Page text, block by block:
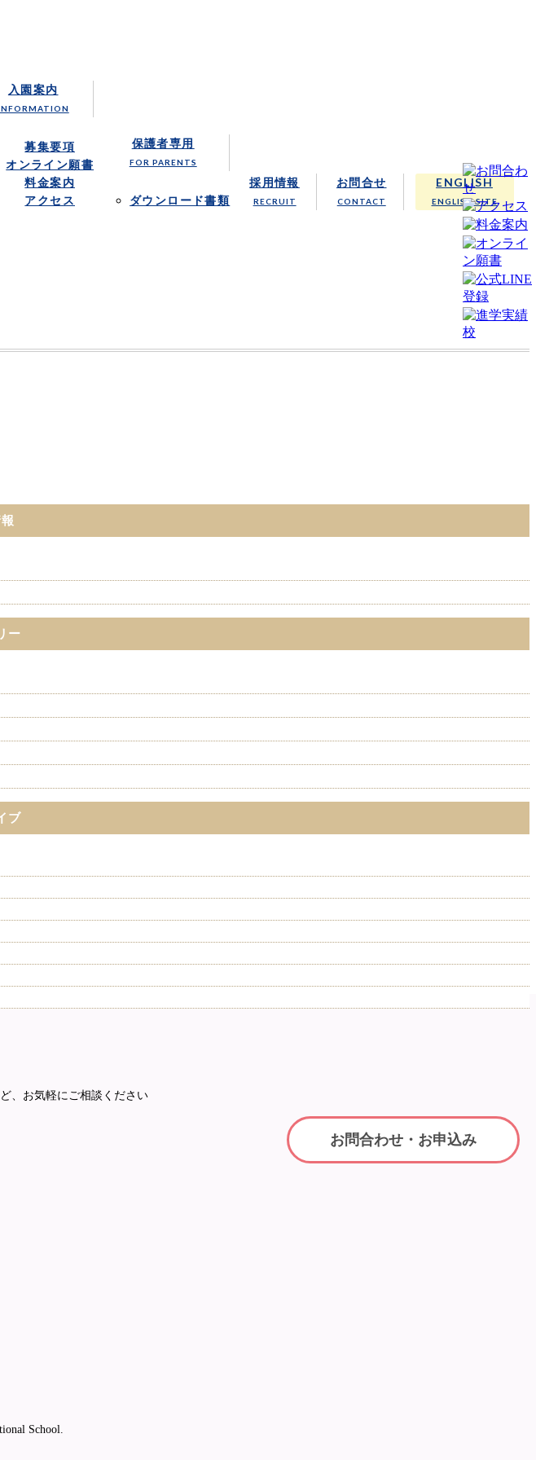
入園案内
募集要項
オンライン願書
料金案内
アクセス
保護者専用
FOR PARENTS
ダウンロード書類
採用情報
RECRUIT
お問合せ
CONTACT
ENGLISH
ENGLISH SITE
ー
ブ
、 お気軽にご相談ください
お問合わせ・お申込み
School.